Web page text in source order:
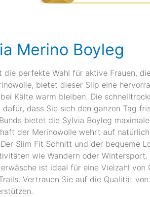
Merino Boyleg
die perfekte Wahl für aktive Frauen,
bietet dieser Slip eine
Kälte warm bleiben. Die
dass Sie sich den ganzen Tag
bietet die Sylvia Boyleg
der Merinowolle wehrt auf
Slim Fit Schnitt und der bequeme
wie Wandern oder Wintersport.
ist ideal für eine Vielzahl von
Vertrauen Sie auf die Qualität von